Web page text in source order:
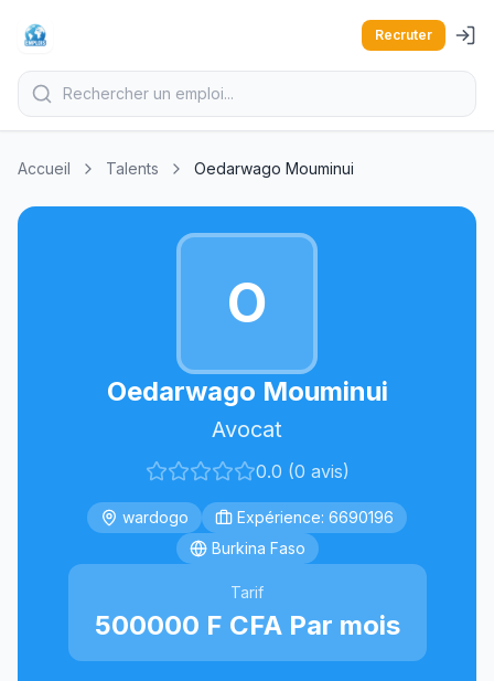
Recruter
Accueil Talents Oedarwago Mouminui
O
Oedarwago Mouminui
Avocat
0.0 (0 avis)
wardogo
Expérience: 6690196
Burkina Faso
Tarif
500000 F CFA Par mois